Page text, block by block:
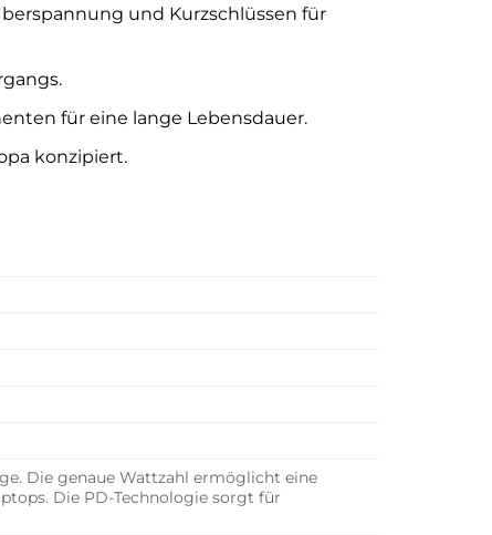
und Kurzschlüssen für
für eine lange Lebensdauer.
konzipiert.
Die genaue Wattzahl ermöglicht eine
Die PD-Technologie sorgt für